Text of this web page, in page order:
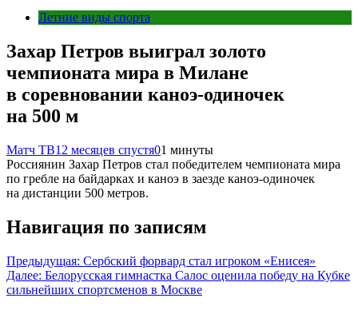
Летние виды спорта
Захар Петров выиграл золото
чемпионата мира в Милане
в соревновании каноэ‑одиночек
на 500 м
Матч ТВ12 месяцев спустя01 минуты
Россиянин Захар Петров стал победителем чемпионата мира
по гребле на байдарках и каноэ в заезде каноэ‑одиночек
на дистанции 500 метров.
Навигация по записям
Предыдущая: Сербский форвард стал игроком «Енисея»
Далее: Белорусская гимнастка Салос оценила победу на Кубке
сильнейших спортсменов в Москве